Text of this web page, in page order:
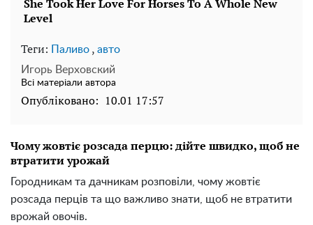
Теги: Паливо , авто
Игорь Верховский
Всі матеріали автора
Опубліковано: 10.01 17:57
Чому жовтіє розсада перцю: дійте швидко, щоб не
втратити урожай
Городникам та дачникам розповіли, чому жовтіє
розсада перців та що важливо знати, щоб не втратити
врожай овочів.